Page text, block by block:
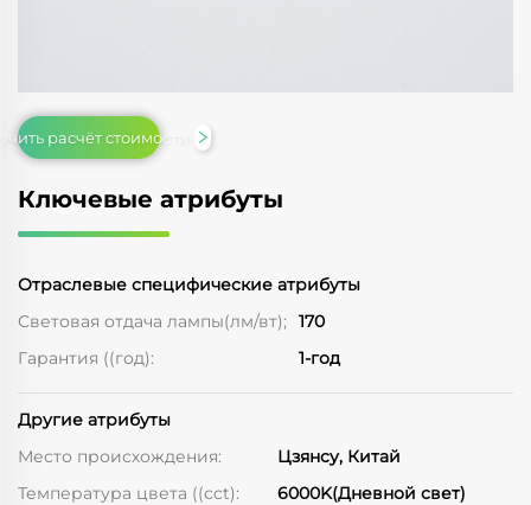
Ключевые атрибуты
Отраслевые специфические атрибуты
Световая отдача лампы(лм/вт);
170
Гарантия ((год):
1-год
Другие атрибуты
Место происхождения:
Цзянсу, Китай
Температура цвета ((cct):
6000K(Дневной свет)
расчёт стоимости